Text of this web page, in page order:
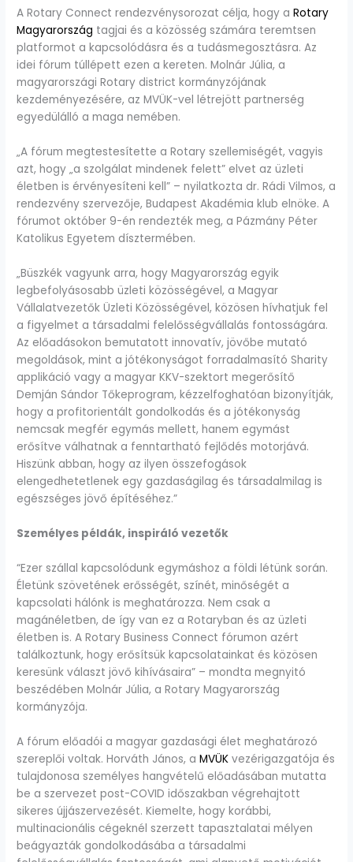
A Rotary Connect rendezvénysorozat célja, hogy aRotary
Magyarország tagjai és a közösség számára teremtsen
platformot a kapcsolódásra és a tudásmegosztásra. Az
idei fórum túllépett ezen a kereten. Molnár Júlia, a
magyarországi Rotary district kormányzójának
kezdeményezésére, az MVÜK-vel létrejött partnerség
egyedülálló a maga nemében.
„A fórum megtestesítette a Rotary szellemiségét, vagyis
azt, hogy „a szolgálat mindenek felett” elvet az üzleti
életben is érvényesíteni kell” – nyilatkozta dr. Rádi Vilmos, a
rendezvény szervezője, Budapest Akadémia klub elnöke. A
fórumot október 9-én rendezték meg, a Pázmány Péter
Katolikus Egyetem dísztermében.
„Büszkék vagyunk arra, hogy Magyarország egyik
legbefolyásosabb üzleti közösségével, a Magyar
Vállalatvezetők Üzleti Közösségével, közösen hívhatjuk fel
a figyelmet a társadalmi felelősségvállalás fontosságára.
Az előadásokon bemutatott innovatív, jövőbe mutató
megoldások, mint a jótékonyságot forradalmasító Sharity
applikáció vagy a magyar KKV-szektort megerősítő
Demján Sándor Tőkeprogram, kézzelfoghatóan bizonyítják,
hogy a profitorientált gondolkodás és a jótékonyság
nemcsak megfér egymás mellett, hanem egymást
erősítve válhatnak a fenntartható fejlődés motorjává.
Hiszünk abban, hogy az ilyen összefogások
elengedhetetlenek egy gazdaságilag és társadalmilag is
egészséges jövő építéséhez.”
Személyes példák, inspiráló vezetők
“Ezer szállal kapcsolódunk egymáshoz a földi létünk során.
Életünk szövetének erősségét, színét, minőségét a
kapcsolati hálónk is meghatározza. Nem csak a
magánéletben, de így van ez a Rotaryban és az üzleti
életben is. A Rotary Business Connect fórumon azért
találkoztunk, hogy erősítsük kapcsolatainkat és közösen
keresünk választ jövő kihívásaira” – mondta megnyitó
beszédében Molnár Júlia, a Rotary Magyarország
kormányzója.
A fórum előadói a magyar gazdasági élet meghatározó
szereplői voltak. Horváth János, aMVÜK vezérigazgatója és
tulajdonosa személyes hangvételű előadásában mutatta
be a szervezet post-COVID időszakban végrehajtott
sikeres újjászervezését. Kiemelte, hogy korábbi,
multinacionális cégeknél szerzett tapasztalatai mélyen
beágyazták gondolkodásába a társadalmi